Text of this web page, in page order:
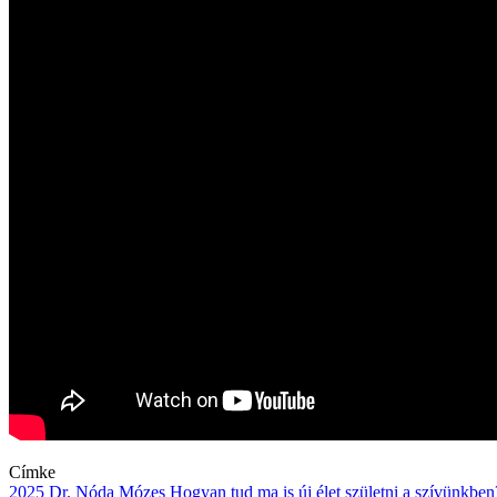
Címke
2025 Dr. Nóda Mózes Hogyan tud ma is új élet születni a